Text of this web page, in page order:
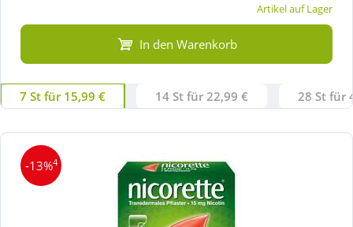
Artikel auf Lager
In den Warenkorb
7 St für 15,99 € 14 St für 22,99 € 28 St für
-13%4